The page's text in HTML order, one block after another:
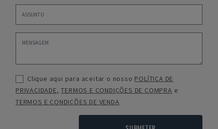
Clique aqui para aceitar o nosso POLÍTICA DE
PRIVACIDADE,TERMOS E CONDIÇÕES DE COMPRA e
TERMOS E CONDIÇÕES DE VENDA